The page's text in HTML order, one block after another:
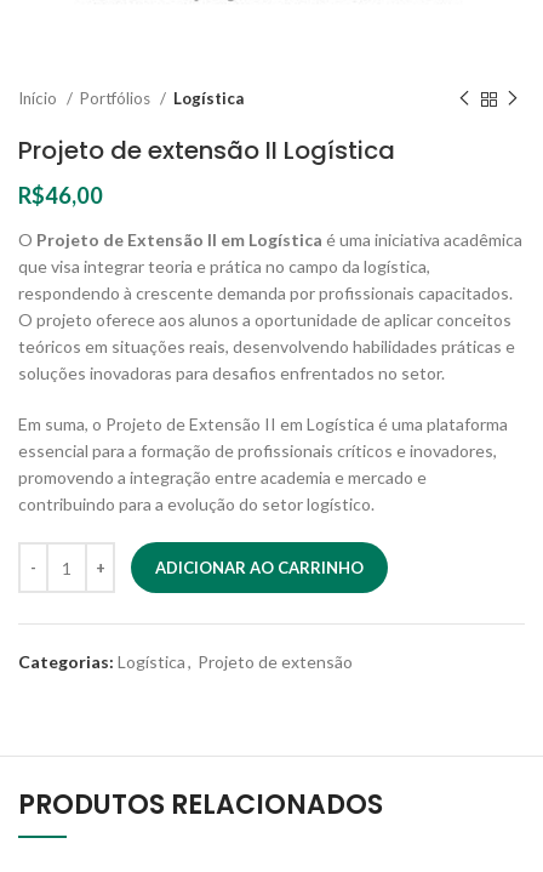
Início Portfólios Logística
Projeto de extensão II Logística
R$46,00
O Projeto de Extensão II em Logística é uma iniciativa acadêmica
que visa integrar teoria e prática no campo da logística,
respondendo à crescente demanda por profissionais capacitados.
O projeto oferece aos alunos a oportunidade de aplicar conceitos
teóricos em situações reais, desenvolvendo habilidades práticas e
soluções inovadoras para desafios enfrentados no setor.
Em suma, o Projeto de Extensão II em Logística é uma plataforma
essencial para a formação de profissionais críticos e inovadores,
promovendo a integração entre academia e mercado e
contribuindo para a evolução do setor logístico.
ADICIONAR AO CARRINHO
Categorias: Logística, Projeto de extensão
PRODUTOS RELACIONADOS